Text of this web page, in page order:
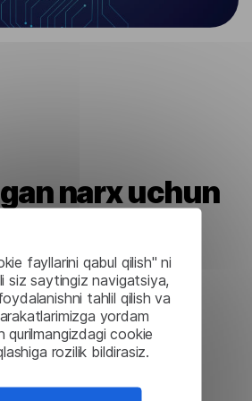
fayllarini qabul qilish" ni
siz saytingiz navigatsiya,
tahlil qilish va
yordam
qurilmangizdagi cookie
rozilik bildirasiz.
narx uchun